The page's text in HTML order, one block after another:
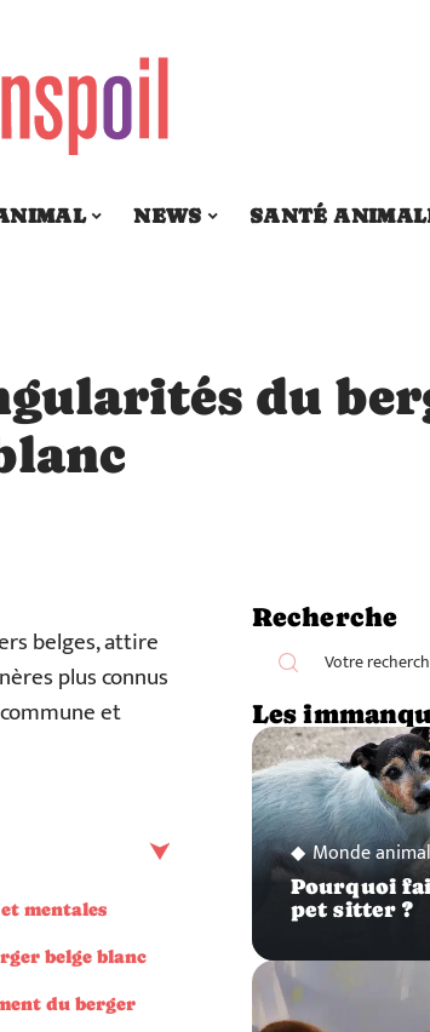
NEWS SANTÉ
du
belges, attire
plus connus
et
mentales
belge blanc
du berger
Recherche
Les
Monde animal
Pourquoi
pet sitter ?